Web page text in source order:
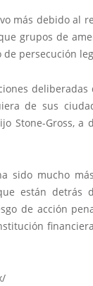
más debido al
grupos de
persecución
de sus
Stone-Gross, a
sido mucho
están detrás
de acción